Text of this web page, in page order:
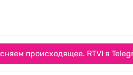
происходящее. RTVI в